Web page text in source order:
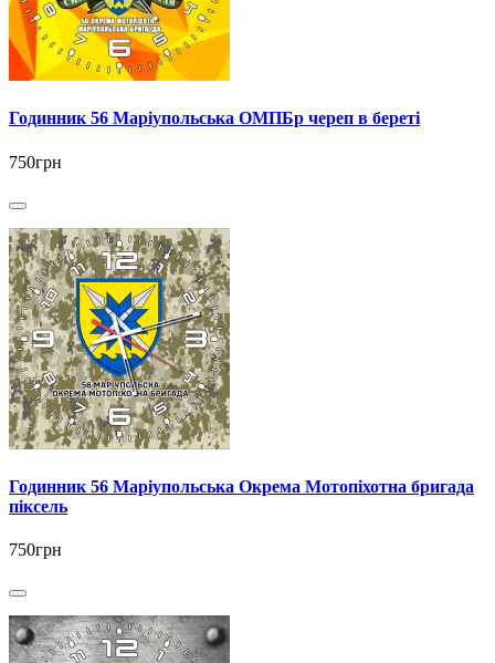
Годинник 56 Маріупольська ОМПБр череп в береті
750грн
Годинник 56 Маріупольська Окрема Мотопіхотна бригада
піксель
750грн